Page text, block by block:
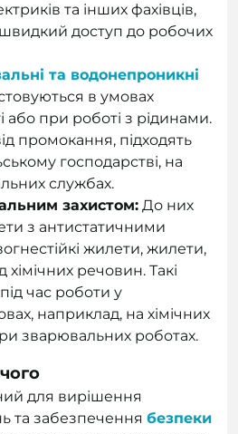
та інших фахівців,
доступ до робочих
та водонепроникні
в умовах
або при роботі з рідинами.
промокання, підходять
господарстві, на
службах.
захистом: До них
з антистатичними
жилети, жилети,
речовин. Такі
час роботи у
наприклад, на хімічних
зварювальних роботах.
для вирішення
та забезпечення безпеки